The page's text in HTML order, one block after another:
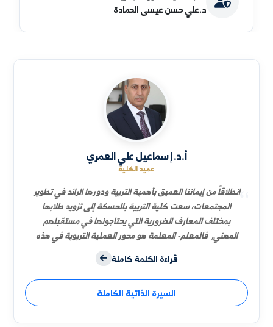
نائب العميد للشؤون العلمية
د.هدى إبراهيم حميد
نائب العميد للشؤون الإدارية
د.علي حسن عيسى الحمادة
أ.د. إسماعيل علي العمري
عميد الكلية